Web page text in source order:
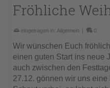
Fröhliche
eingetragen in: Allgemein | 0
Wir wünschen Euch
einen guten Start ins neue
auch zwischen den
27.12. gönnen wir uns